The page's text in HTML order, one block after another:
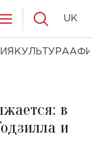
КУЛЬТУРА
UK
в
и